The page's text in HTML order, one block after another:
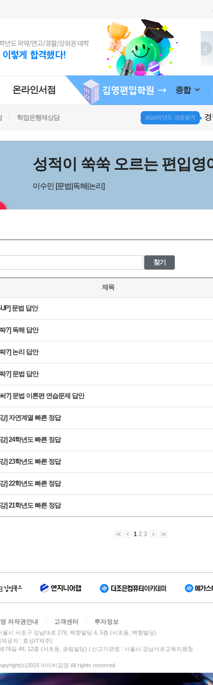
온라인서점 종합
학점은행제상담
성적이 쑥쑥 오르는 편입영
이수민 [문법|독해|논리]
찾기
제목
문법 답안
?] 독해 답안
?] 논리 답안
?] 문법 답안
?] 문법 이론편 연습문제 답안
] 자연계열 빠른 정답
] 24학년도 빠른 정답
] 23학년도 빠른 정답
] 22학년도 빠른 정답
] 21학년도 빠른 정답
1 2 3
저작권안내 고객센터 투자정보
울시 서초구 강남대로 279, 백향빌딩 4, 5층 (서초동, 백향빌딩)
제공자 : 효성ITX(주)
길 48, 12층 (서초동, 송림빌딩) | 신고기관명 : 서울시 강남서초교육지원청
아이비김영 All rights reserved.